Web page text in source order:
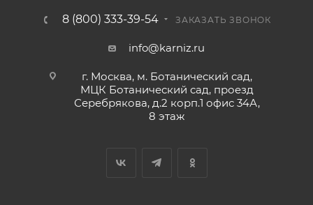
8 (800) 333-39-54 ЗАКАЗАТЬ ЗВОНОК
info@karniz.ru
г. Москва, м. Ботанический сад,
МЦК Ботанический сад, проезд
Серебрякова, д.2 корп.1 офис 34А,
8 этаж